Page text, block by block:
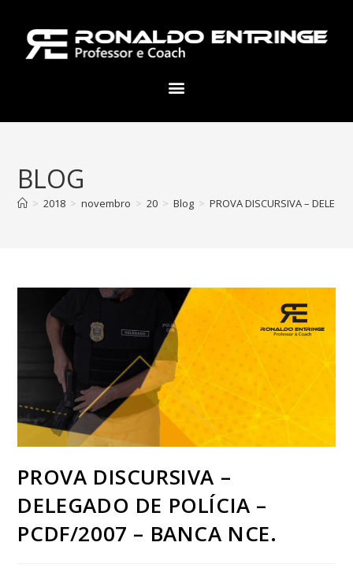
BLOG
> 2018 > novembro > 20 > Blog > PROVA DISCURSIVA –
PROVA DISCURSIVA –
DELEGADO DE POLÍCIA –
PCDF/2007 – BANCA NCE.